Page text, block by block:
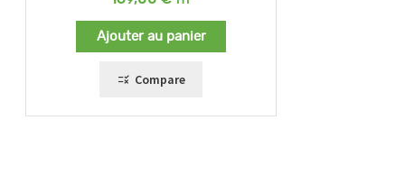
Ajouter au panier
Compare